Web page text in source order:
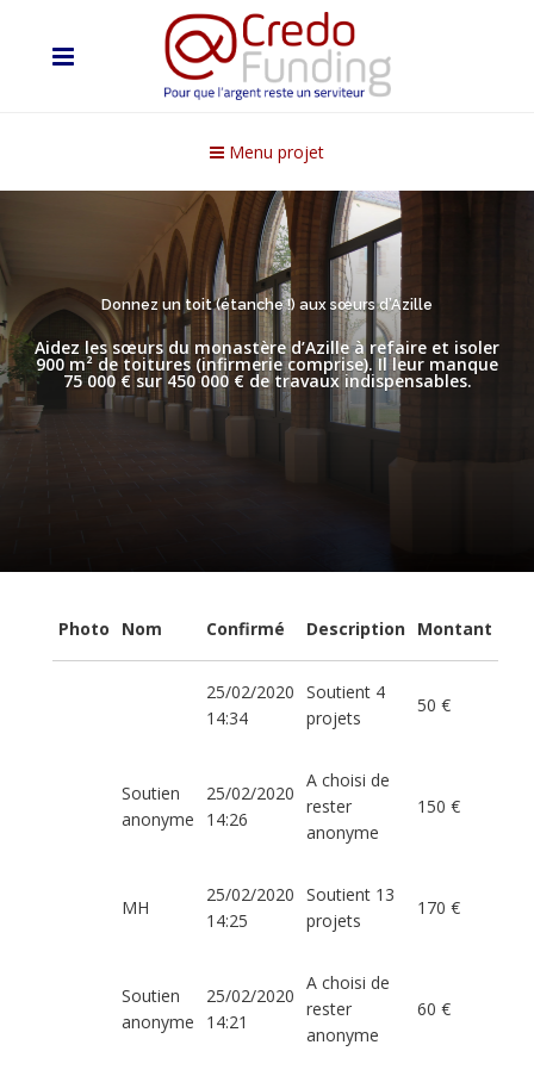
Menu projet
Donnez un toit (étanche !) aux sœurs d’Azille
Aidez les sœurs du monastère d’Azille à refaire et isoler
900 m² de toitures (infirmerie comprise). Il leur manque
75 000 € sur 450 000 € de travaux indispensables.
Photo Nom Confirmé Description Montant
25/02/2020
14:34
Soutient 4
projets
50 €
Soutien
anonyme
25/02/2020
14:26
A choisi de
rester
anonyme
150 €
MH
25/02/2020
14:25
Soutient 13
projets
170 €
Soutien
anonyme
25/02/2020
14:21
A choisi de
rester
anonyme
60 €